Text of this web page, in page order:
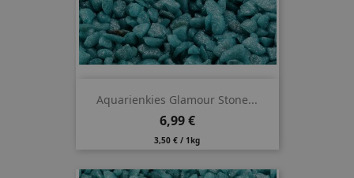
Aquarienkies Glamour Stone...
Preis
6,99 €
3,50 € / 1kg